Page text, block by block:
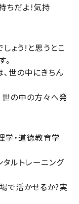
ちだよ!気持
ょう!と思うとこ
、世の中にきちん
世の中の方々へ発
学‧道徳教育学
タルトレーニング
で活かせるか?実